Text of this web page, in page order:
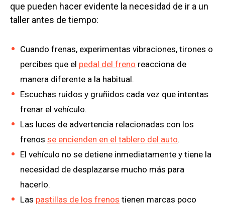
que pueden hacer evidente la necesidad de ir a un
taller antes de tiempo:
Cuando frenas, experimentas vibraciones, tirones o
percibes que el pedal del freno reacciona de
manera diferente a la habitual.
Escuchas ruidos y gruñidos cada vez que intentas
frenar el vehículo.
Las luces de advertencia relacionadas con los
frenos se encienden en el tablero del auto.
El vehículo no se detiene inmediatamente y tiene la
necesidad de desplazarse mucho más para
hacerlo.
Las pastillas de los frenos tienen marcas poco